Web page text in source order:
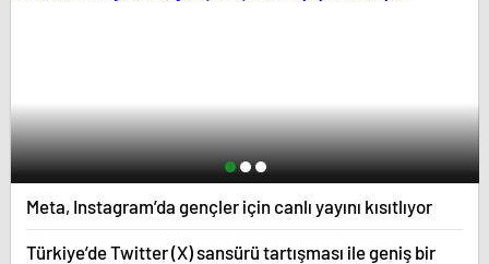
Meta, Instagram’da gençler için canlı yayını kısıtlıyor
Türkiye’de Twitter (X) sansürü tartışması ile geniş bir